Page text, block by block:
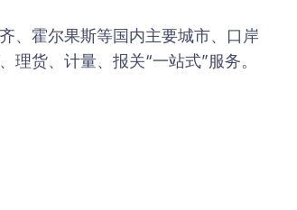
、霍尔果斯等国内主要城市、口岸
货、计量、报关“一站式”服务。